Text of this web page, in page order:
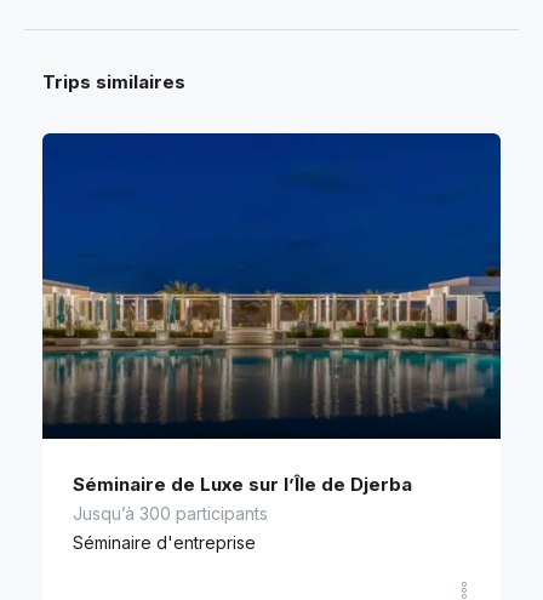
Trips similaires
Séminaire de Luxe sur l’Île de Djerba
Jusqu’à 300 participants
Séminaire d'entreprise